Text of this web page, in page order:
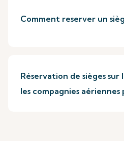
Comment reserver un
Réservation de sièges sur
les compagnies